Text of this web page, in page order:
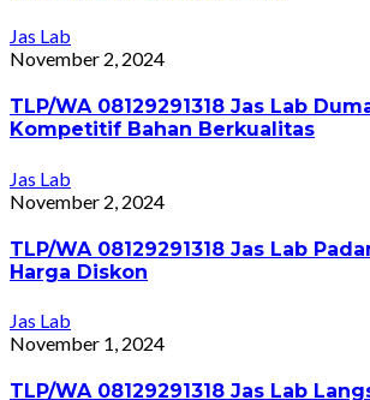
Jas Lab
November 2, 2024
TLP/WA 08129291318 Jas Lab
Kompetitif Bahan Berkualitas
Jas Lab
November 2, 2024
TLP/WA 08129291318 Jas Lab
Harga Diskon
Jas Lab
November 1, 2024
TLP/WA 08129291318 Jas Lab